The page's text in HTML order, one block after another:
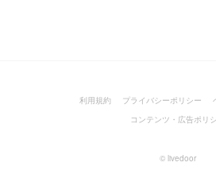
利用規約 プライバシーポリシー
コンテンツ・広告ポリ
© livedoor